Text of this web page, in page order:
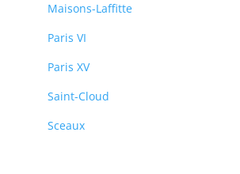
Maisons-Laffitte
Paris VI
Paris XV
Saint-Cloud
Sceaux